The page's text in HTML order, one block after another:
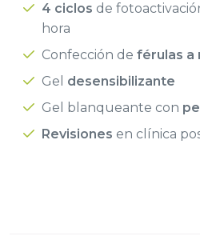
4 ciclos de
hora
Confección de férulas a
Gel desensibilizante
Gel blanqueante con
Revisiones en clínica